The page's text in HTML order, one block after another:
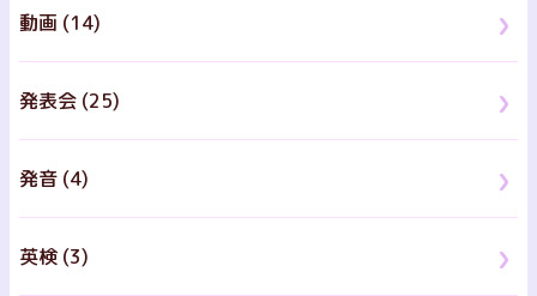
動画 (14)
発表会 (25)
発音 (4)
英検 (3)